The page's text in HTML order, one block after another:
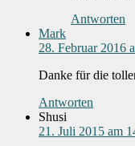
Antworten
Mark
28. Februar 2016
Danke für die
Antworten
Shusi
21. Juli 2015 am